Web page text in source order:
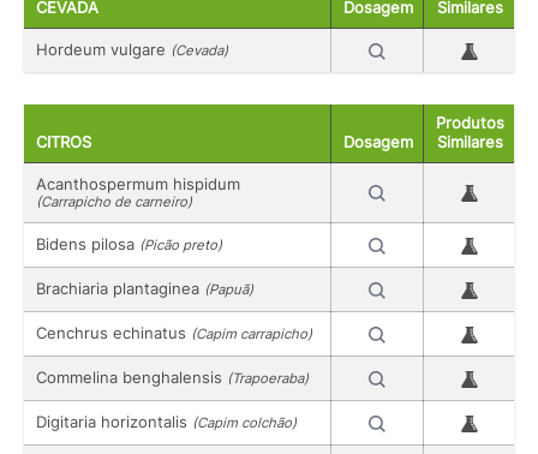
CEVADA Dosagem Similares
Hordeum vulgare (Cevada)
CITROS Dosagem
Produtos
Similares
Acanthospermum hispidum
(Carrapicho de carneiro)
Bidens pilosa (Picão preto)
Brachiaria plantaginea (Papuã)
Cenchrus echinatus (Capim carrapicho)
Commelina benghalensis (Trapoeraba)
Digitaria horizontalis (Capim colchão)